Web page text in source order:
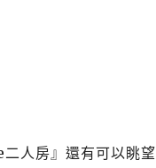
人房』還有可以眺